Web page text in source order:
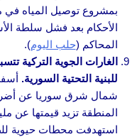
بمشروع توصيل المياه
الأحكام بعد فشل سلطة
المحاكم (حلب اليوم).
الغارات الجوية التركية
للبنية التحتية السورية.
شمال شرق سوريا عن
المنطقة تزيد قيمتها عن
استهدفت محطات حيوية